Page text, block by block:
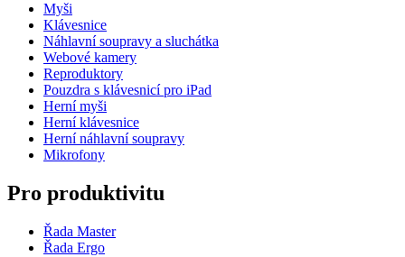
Myši
Klávesnice
Náhlavní soupravy a sluchátka
Webové kamery
Reproduktory
Pouzdra s klávesnicí pro iPad
Herní myši
Herní klávesnice
Herní náhlavní soupravy
Mikrofony
Pro produktivitu
Řada Master
Řada Ergo